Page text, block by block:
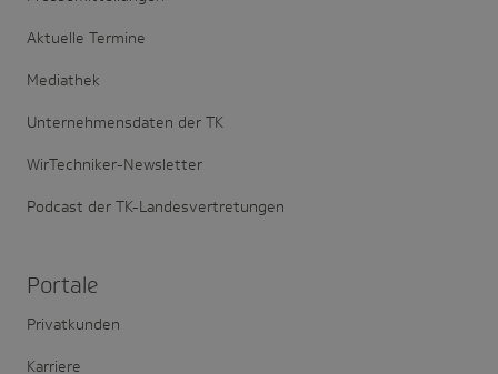
Aktuelle Termine
Mediathek
Unternehmensdaten der TK
WirTechniker-Newsletter
Podcast der TK-Landesvertretungen
Portale
Privatkunden
Karriere